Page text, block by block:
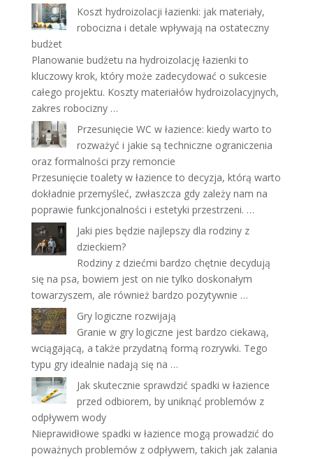
Koszt hydroizolacji łazienki: jak materiały,
robocizna i detale wpływają na ostateczny
budżet
Planowanie budżetu na hydroizolację łazienki to
kluczowy krok, który może zadecydować o sukcesie
całego projektu. Koszty materiałów hydroizolacyjnych,
zakres robocizny …
Przesunięcie WC w łazience: kiedy warto to
rozważyć i jakie są techniczne ograniczenia
oraz formalności przy remoncie
Przesunięcie toalety w łazience to decyzja, którą warto
dokładnie przemyśleć, zwłaszcza gdy zależy nam na
poprawie funkcjonalności i estetyki przestrzeni. …
Jaki pies będzie najlepszy dla rodziny z
dzieckiem?
Rodziny z dziećmi bardzo chętnie decydują
się na psa, bowiem jest on nie tylko doskonałym
towarzyszem, ale również bardzo pozytywnie …
Gry logiczne rozwijają
Granie w gry logiczne jest bardzo ciekawą,
wciągającą, a także przydatną formą rozrywki. Tego
typu gry idealnie nadają się na …
Jak skutecznie sprawdzić spadki w łazience
przed odbiorem, by uniknąć problemów z
odpływem wody
Nieprawidłowe spadki w łazience mogą prowadzić do
poważnych problemów z odpływem, takich jak zalania